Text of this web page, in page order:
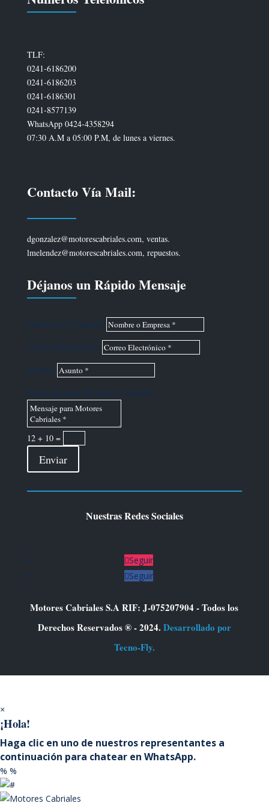
TLF:
0241-6186200
0241-6186203
0241-6186301
0241-8577139
WhatsApp 0424-4358294
07:30 A.M a 05:00 P.M, de lunes a viernes.
Contacto Vía Mail:
dgonzalez@motorescabriales.com, ventas.
lmelendez@motorescabriales.com, repuestos.
Déjanos un Rápido Mensaje
Nombre o Empresa
Correo Electrónico
Asunto
Mensaje para Motores Cabriales
12 + 10=
Enviar
Nuestras Redes Sociales
Seguir
Seguir
Motores Cabriales S.A RIF: J-075207904 - Todos los
Derechos Reservados ® - 2024. Desarrollado por
Tecno-Fly.
×
¡Hola!
Haga clic en uno de nuestros representantes a
continuación para chatear en WhatsApp.
% %